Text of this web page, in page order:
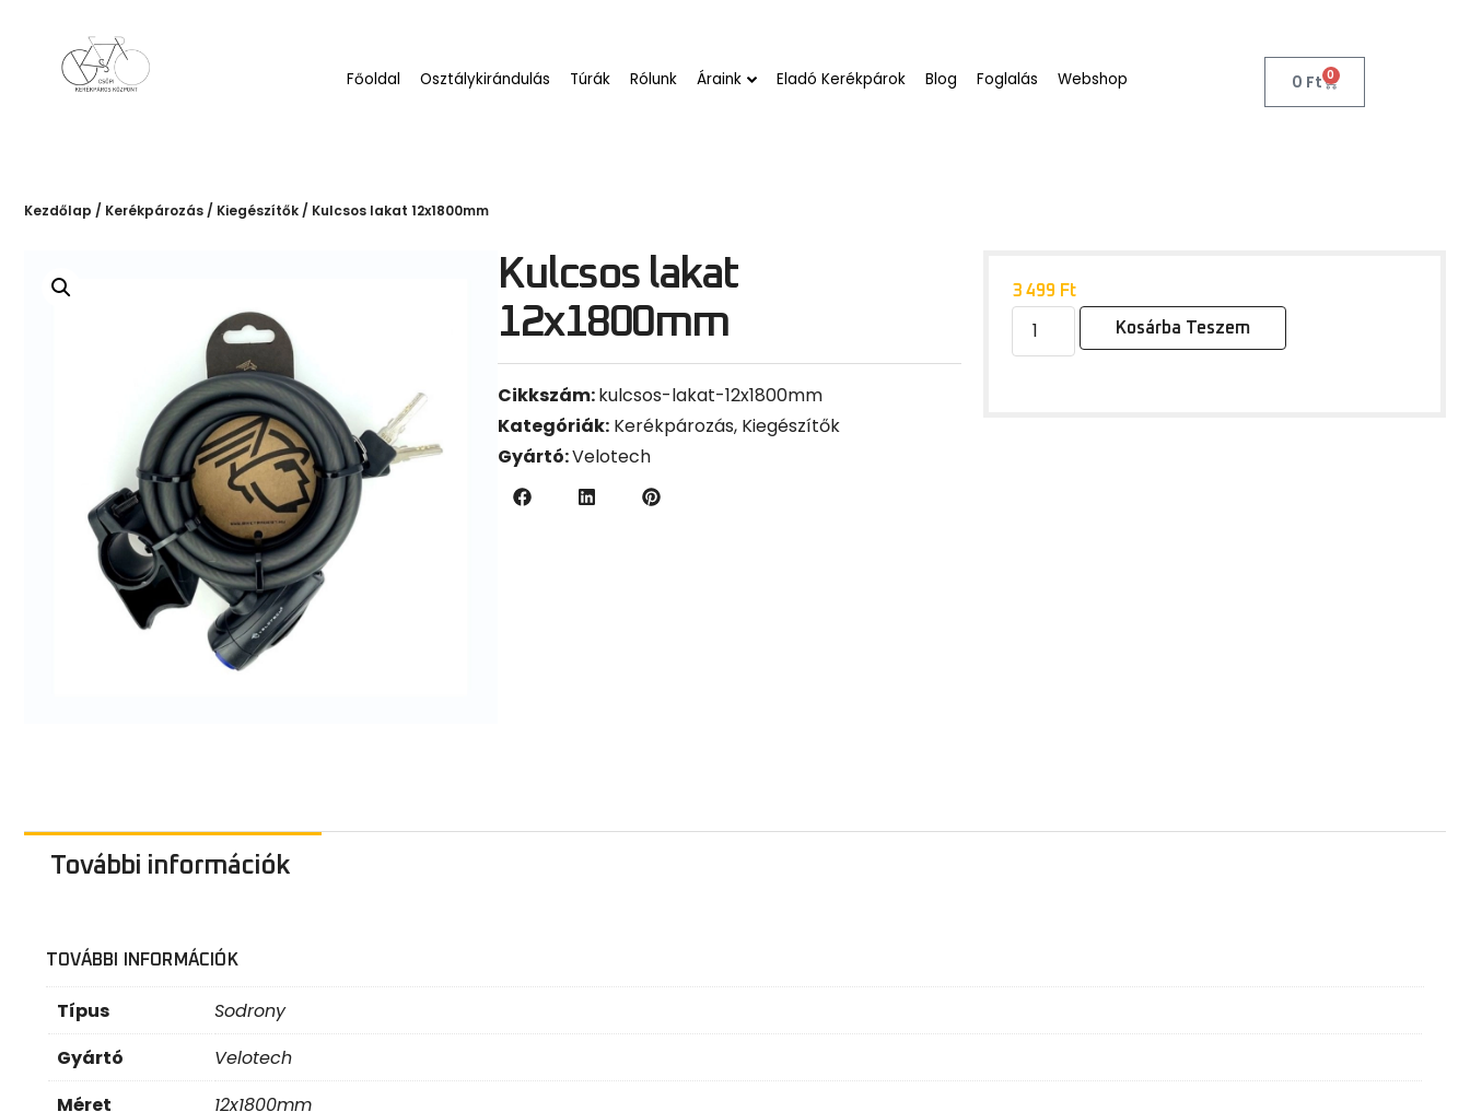
Főoldal Osztálykirándulás Túrák Rólunk Áraink Eladó Kerékpárok Blog Foglalás Webshop 0 Ft 0
Kezdőlap / Kerékpározás / Kiegészítők / Kulcsos lakat 12x1800mm
Kulcsos lakat
12x1800mm
Cikkszám:kulcsos-lakat-12x1800mm
Kategóriák: Kerékpározás Kiegészítők
Gyártó:Velotech
3 499 Ft
Kosárba Teszem
További információk
TOVÁBBI INFORMÁCIÓK
Típus
Sodrony
Gyártó
Velotech
Méret
12x1800mm